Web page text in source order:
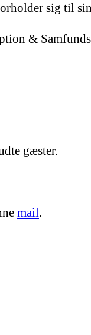
sig til
&
gæster.
mail.